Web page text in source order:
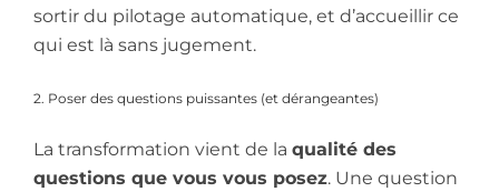
sortir du pilotage automatique, et d’accueillir ce
qui est là sans jugement.
2. Poser des questions puissantes (et dérangeantes)
La transformation vient de la qualité des
questions que vous vous posez. Une question